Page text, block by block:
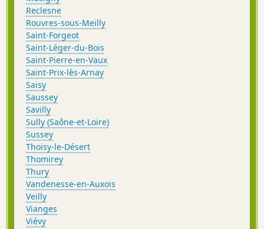
Reclesne
Rouvres-sous-Meilly
Saint-Forgeot
Saint-Léger-du-Bois
Saint-Pierre-en-Vaux
Saint-Prix-lès-Arnay
Saisy
Saussey
Savilly
Sully (Saône-et-Loire)
Sussey
Thoisy-le-Désert
Thomirey
Thury
Vandenesse-en-Auxois
Veilly
Vianges
Viévy